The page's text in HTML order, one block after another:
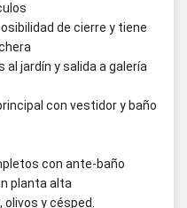
de cierre y tiene
jardín y salida a galería
con vestidor y baño
con ante-baño
planta alta
y césped.